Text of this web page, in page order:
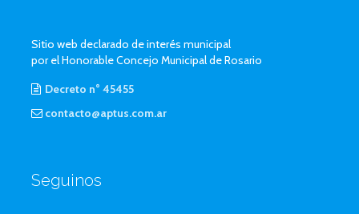
Sitio web declarado de interés municipal
por el Honorable Concejo Municipal de Rosario
Decreto n° 45455
contacto@aptus.com.ar
Seguinos